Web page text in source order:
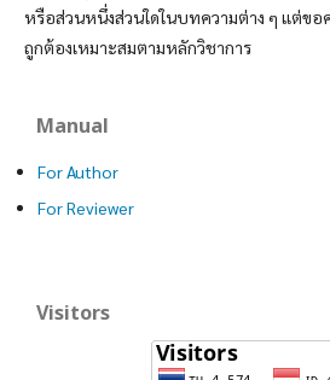
หรือส่วนหนึ่งส่วนใดในบทความต่าง ๆ แต่ขอ
ถูกต้องเหมาะสมตามหลักวิชาการ
Manual
For Author
For Reviewer
Visitors